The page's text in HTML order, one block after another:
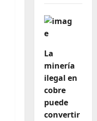
La
minería
ilegal en
cobre
puede
convertir